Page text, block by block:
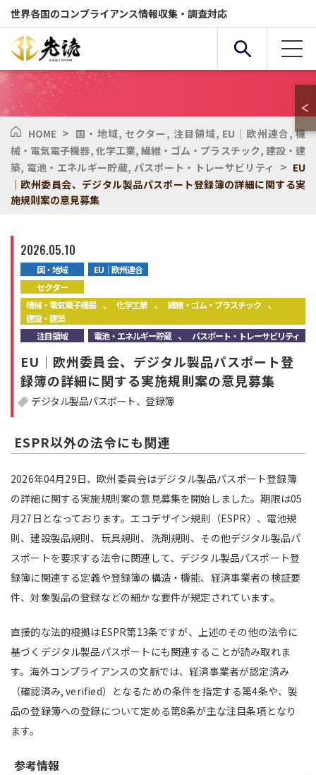
世界各国のコンプライアンス情報収集・調査対応
複合条件検索
サービス 国・地域
化学物質
注目領域 新領域
HOME > 国・地域, セクター, 注目領域, EU｜欧州連合,機
械・電気電子機器, 化学工業, 繊維・ゴム・プラスチック, 建設・建
築, 電池・エネルギー貯蔵, パスポート・トレーサビリティ > EU
｜欧州委員会、デジタル製品パスポート登録簿の詳細に関する実
施規則案の意見募集
2026.05.10
国・地域
EU｜欧州連合
セクター
機械・電気電子機器 、化学工業 、繊維・ゴム・プラスチック 、
建設・建築
注目領域
電池・エネルギー貯蔵 、パスポート・トレーサビリティ
EU｜欧州委員会、デジタル製品パスポート登
録簿の詳細に関する実施規則案の意見募集
デジタル製品パスポート 登録簿
ESPR以外の法令にも関連
2026年04月29日、欧州委員会はデジタル製品パスポート登録簿
の詳細に関する実施規則案の意見募集を開始しました。期限は05
月27日となっております。エコデザイン規則（ESPR）、電池規
則、建設製品規則、玩具規則、洗剤規則、その他デジタル製品パ
スポートを要求する法令に関連して、デジタル製品パスポート登
録簿に関連する定義や登録簿の構造・機能、経済事業者の検証要
件、対象製品の登録などの細かな要件が規定されています。
直接的な法的根拠はESPR第13条ですが、上述のその他の法令に
基づくデジタル製品パスポートにも関連することが読み取れま
す。海外コンプライアンスの文脈では、経済事業者が認定済み
（確認済み, verified）となるための条件を指定する第4条や、製
品の登録簿への登録について定める第8条が主な注目条項となり
ます。
参考情報